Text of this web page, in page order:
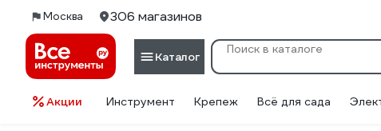
Москва 306 магазинов
Каталог
Акции Инструмент Крепеж Всё для сада